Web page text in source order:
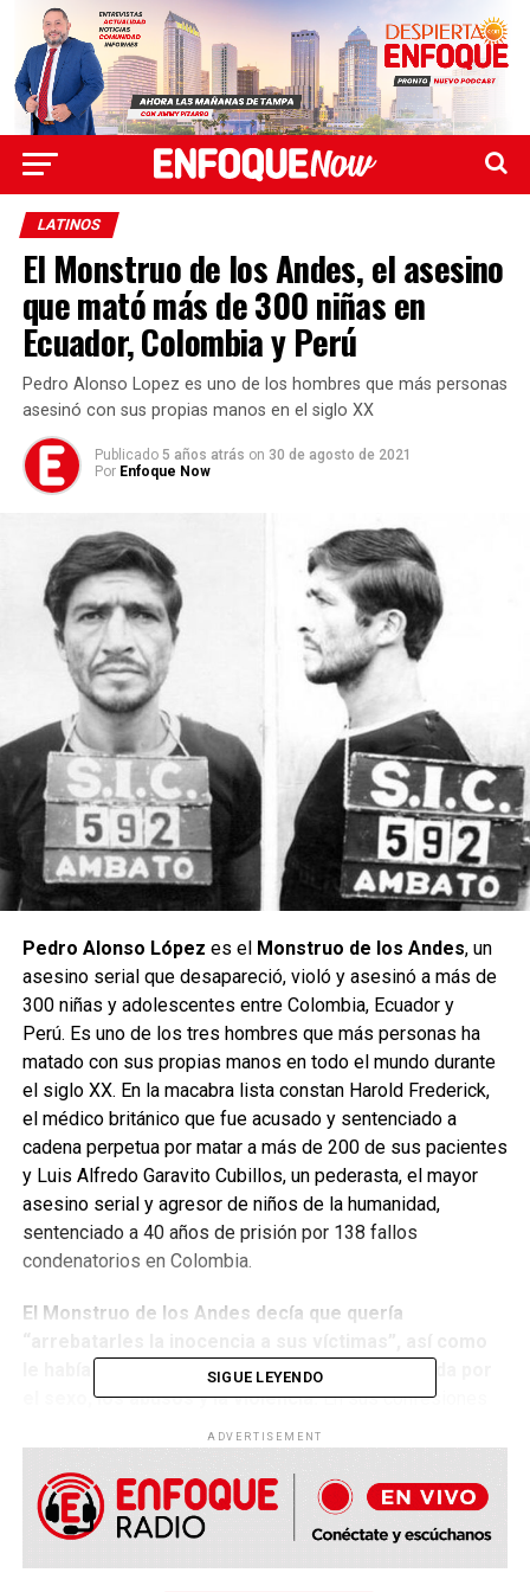
LATINOS
El Monstruo de los Andes, el asesino
que mató más de 300 niñas en
Ecuador, Colombia y Perú
Pedro Alonso Lopez es uno de los hombres que más personas
asesinó con sus propias manos en el siglo XX
Publicado 5 años atrás on 30 de agosto de 2021
Por Enfoque Now
Pedro Alonso López es el Monstruo de los Andes, un
asesino serial que desapareció, violó y asesinó a más de
300 niñas y adolescentes entre Colombia, Ecuador y
Perú. Es uno de los tres hombres que más personas ha
matado con sus propias manos en todo el mundo durante
el siglo XX. En la macabra lista constan Harold Frederick,
el médico británico que fue acusado y sentenciado a
cadena perpetua por matar a más de 200 de sus pacientes
y Luis Alfredo Garavito Cubillos, un pederasta, el mayor
asesino serial y agresor de niños de la humanidad,
sentenciado a 40 años de prisión por 138 fallos
condenatorios en Colombia.
El Monstruo de los Andes decía que quería
le había sucedido a él, cuya vida estuvo marcada por
el sexo, los abusos y la violencia.En sus confesiones
se recoge que el delincuente se justificaba diciendo:
hacer lo mismo a tantas muchachas jóvenes como
pudiera”.
Pedro Alonso López nació el 8 de octubre de 1948 en el
SIGUE LEYENDO
ADVERTISEMENT